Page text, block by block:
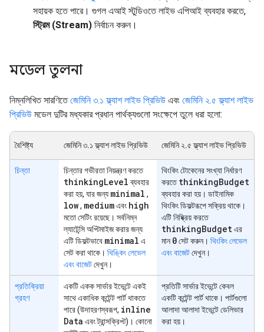
সহায়ক হতে পারে। গুগল এআই স্টুডিওতে লাইভ এপিআই ব্যবহার করতে,
স্ট্রিম (Stream) নির্বাচন করুন।
মডেল তুলনা
নিম্নলিখিত সারণিতেজেমিনি ৩.১ ফ্ল্যাশ লাইভ প্রিভিউ এবং জেমিনি ২.৫ ফ্ল্যাশ লাইভ
প্রিভিউ মডেল দুটির মধ্যকার প্রধান পার্থক্যগুলো সংক্ষেপে তুলে ধরা হলো:
বৈশিষ্ট্য জেমিনি ৩.১ ফ্ল্যাশ লাইভ প্রিভিউ জেমিনি ২.৫ ফ্ল্যাশ লাইভ প্রিভিউ
চিন্তা চিন্তার গভীরতা নিয়ন্ত্রণ করতে
thinkingLevelব্যবহার
করা হয়, যার জন্য minimal ,
low, mediumএবং high
মতো সেটিং রয়েছে। সর্বনিম্ন
ল্যাটেন্সি অপ্টিমাইজ করার জন্য
এটি ডিফল্টভাবে minimal এ
সেট করা থাকে। থিঙ্কিং লেভেল
এবং বাজেটদেখুন।
থিংকিং টোকেনের সংখ্যা নির্ধারণ
করতেthinkingBudget
ব্যবহার করা হয়। ডাইনামিক
থিংকিং ডিফল্টরূপে সক্রিয় থাকে।
এটি নিষ্ক্রিয় করতে
thinkingBudgetএর
মান0সেট করুন। থিংকিং লেভেল
এবং বাজেটদেখুন।
প্রতিক্রিয়া
গ্রহণ
একটি একক সার্ভার ইভেন্টে একই
সাথে একাধিক কন্টেন্ট পার্ট থাকতে
পারে (উদাহরণস্বরূপ, inline
Data এবং ট্রান্সক্রিপ্ট)। কোনো
প্রতিটি সার্ভার ইভেন্টে কেবল
একটি কন্টেন্ট পার্ট থাকে। পার্টগুলো
আলাদা আলাদা ইভেন্টে ডেলিভার
করা হয়।